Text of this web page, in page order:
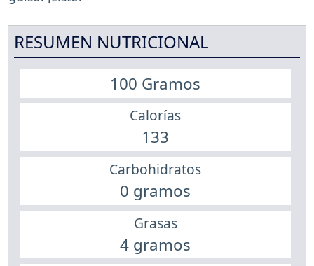
RESUMEN NUTRICIONAL
100 Gramos
Calorías
133
Carbohidratos
0 gramos
Grasas
4 gramos